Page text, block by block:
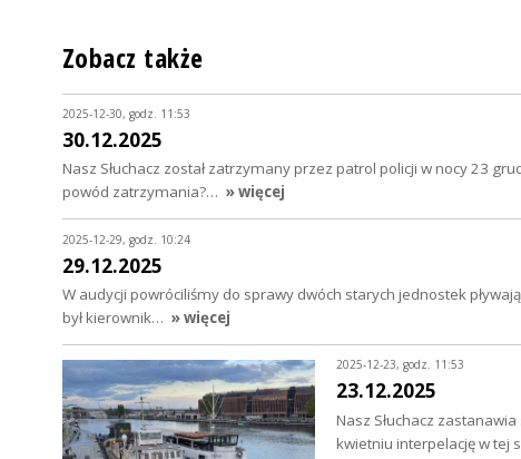
Zobacz także
2025-12-30, godz. 11:53
30.12.2025
Nasz Słuchacz został zatrzymany przez patrol policji w nocy 23
powód zatrzymania?… » więcej
2025-12-29, godz. 10:24
29.12.2025
W audycji powróciliśmy do sprawy dwóch starych jednostek
był kierownik… » więcej
2025-12-23, godz. 11:53
23.12.2025
Nasz Słuchacz
kwietniu interpelację w tej